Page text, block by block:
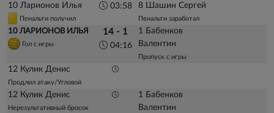
10 Ларионов Илья
Пенальти получил
03:58 8 Шашин Сергей
Пенальти заработал
10 ЛАРИОНОВ ИЛЬЯ
Гол с игры
14 - 1
04:16
1 Бабенков
Валентин
Пропуск с игры
12 Кулик Денис
Продлил атаку/Угловой
12 Кулик Денис
Нерезультативный бросок
1 Бабенков
Валентин